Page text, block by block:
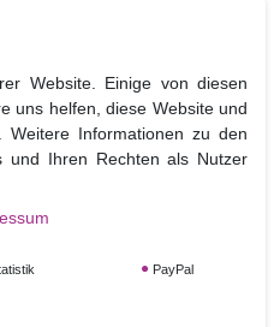
Website. Einige von diesen
uns helfen, diese Website und
Weitere Informationen zu den
und Ihren Rechten als Nutzer
PayPal